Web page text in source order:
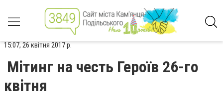
15:07, 26 квітня 2017 р.
Мітинг на честь Героїв 26-го
квітня